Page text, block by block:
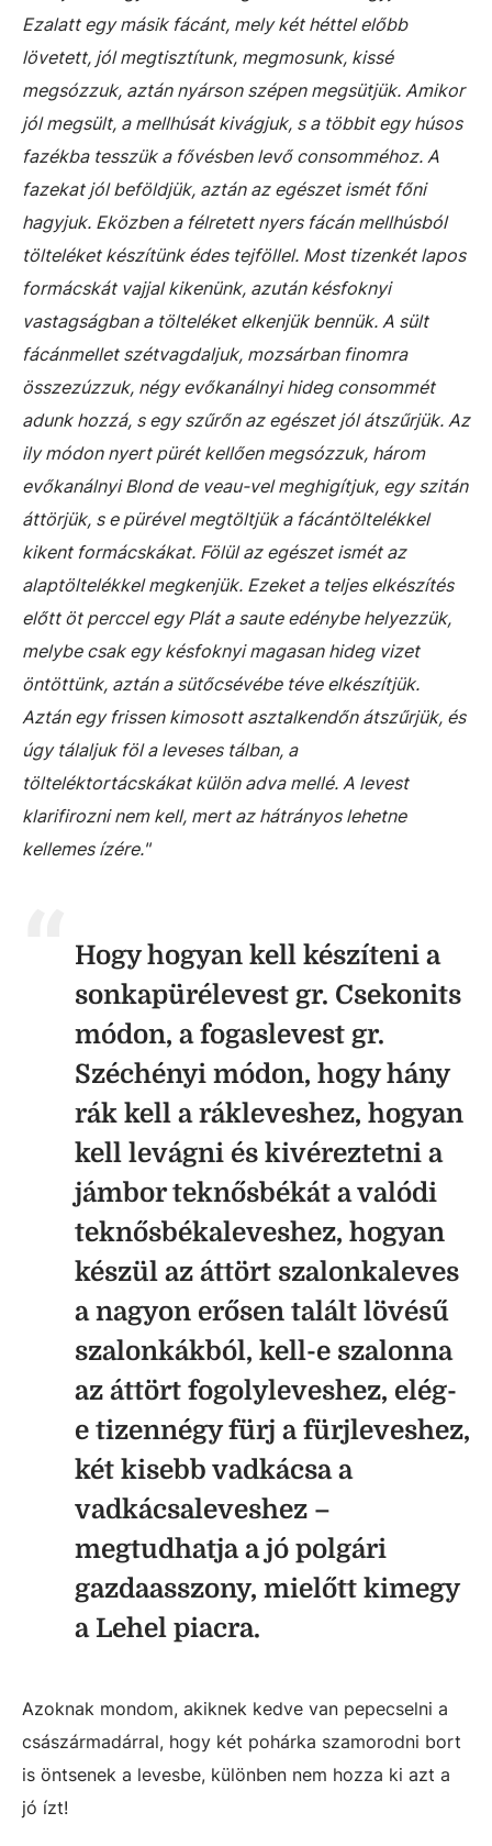
Ezalatt egy másik fácánt, mely két héttel előbb
lövetett, jól megtisztítunk, megmosunk, kissé
megsózzuk, aztán nyárson szépen megsütjük. Amikor
jól megsült, a mellhúsát kivágjuk, s a többit egy húsos
fazékba tesszük a fővésben levő consomméhoz. A
fazekat jól beföldjük, aztán az egészet ismét főni
hagyjuk. Eközben a félretett nyers fácán mellhúsból
tölteléket készítünk édes tejföllel. Most tizenkét lapos
formácskát vajjal kikenünk, azután késfoknyi
vastagságban a tölteléket elkenjük bennük. A sült
fácánmellet szétvagdaljuk, mozsárban finomra
összezúzzuk, négy evőkanálnyi hideg consommét
adunk hozzá, s egy szűrőn az egészet jól átszűrjük. Az
ily módon nyert pürét kellően megsózzuk, három
evőkanálnyi Blond de veau-vel meghigítjuk, egy szitán
áttörjük, s e pürével megtöltjük a fácántöltelékkel
kikent formácskákat. Fölül az egészet ismét az
alaptöltelékkel megkenjük. Ezeket a teljes elkészítés
előtt öt perccel egy Plát a saute edénybe helyezzük,
melybe csak egy késfoknyi magasan hideg vizet
öntöttünk, aztán a sütőcsévébe téve elkészítjük.
Aztán egy frissen kimosott asztalkendőn átszűrjük, és
úgy tálaljuk föl a leveses tálban, a
tölteléktortácskákat külön adva mellé. A levest
klarifirozni nem kell, mert az hátrányos lehetne
kellemes ízére."
Hogy hogyan kell készíteni a
sonkapürélevest gr. Csekonits
módon, a fogaslevest gr.
Széchényi módon, hogy hány
rák kell a rákleveshez, hogyan
kell levágni és kivéreztetni a
jámbor teknősbékát a valódi
teknősbékaleveshez, hogyan
készül az áttört szalonkaleves
a nagyon erősen talált lövésű
szalonkákból, kell-e szalonna
az áttört fogolyleveshez, elég-
e tizennégy fürj a fürjleveshez,
két kisebb vadkácsa a
vadkácsaleveshez –
megtudhatja a jó polgári
gazdaasszony, mielőtt kimegy
a Lehel piacra.
Azoknak mondom, akiknek kedve van pepecselni a
császármadárral, hogy két pohárka szamorodni bort
is öntsenek a levesbe, különben nem hozza ki azt a
jó ízt!